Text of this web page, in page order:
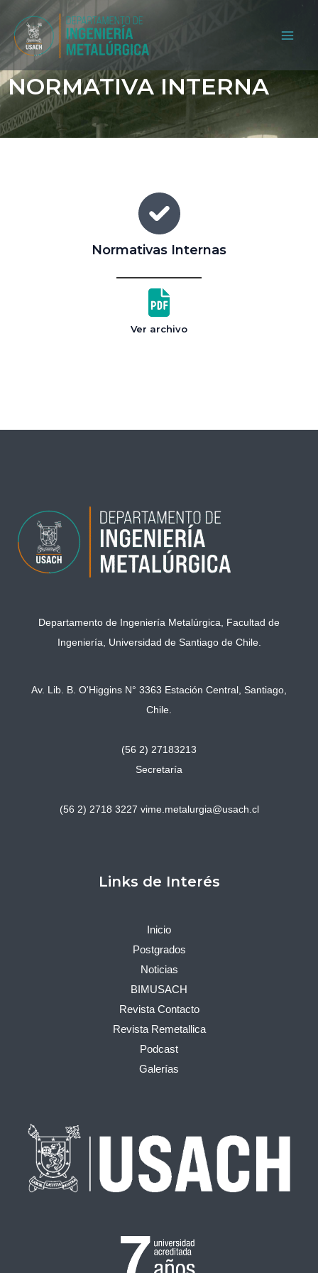
contenido
NORMATIVA INTERNA
Normativas Internas
Ver archivo
Departamento de Ingeniería Metalúrgica, Facultad de
Ingeniería, Universidad de Santiago de Chile.
Av. Lib. B. O'Higgins N° 3363 Estación Central, Santiago,
Chile.
(56 2) 27183213
Secretaría
(56 2) 2718 3227 vime.metalurgia@usach.cl
Links de Interés
Inicio
Postgrados
Noticias
BIMUSACH
Revista Contacto
Revista Remetallica
Podcast
Galerías